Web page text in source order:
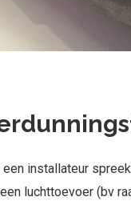
installateur
luchttoevoer (bv